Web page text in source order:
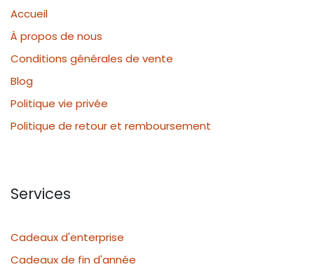
Accueil
À propos de nous
Conditions générales de vente
Blog
Politique vie privée
Politique de retour et remboursement
Services
Cadeaux d'enterprise
Cadeaux de fin d'année